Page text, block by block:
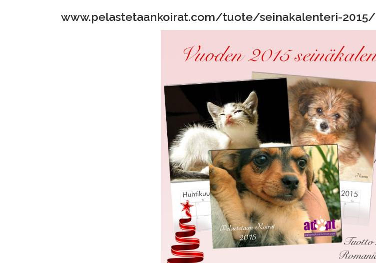
www.pelastetaankoirat.com/tuote/seinakalenteri-2015/